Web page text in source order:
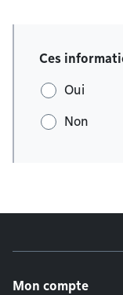
Ces
Oui
Non
Mon compte